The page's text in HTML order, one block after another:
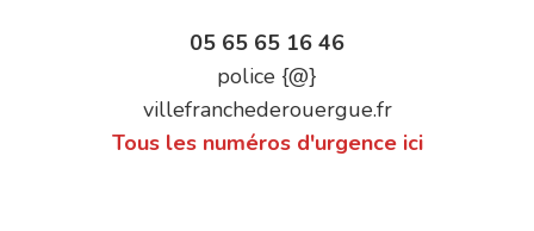
05 65 65 16 46
police {@}
villefranchederouergue.fr
Tous les numéros d'urgence ici